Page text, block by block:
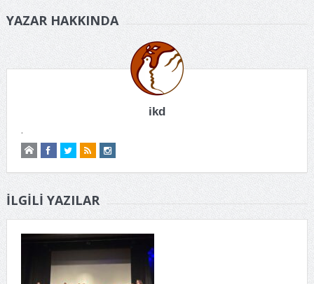
YAZAR HAKKINDA
ikd
.
İLGILI YAZILAR